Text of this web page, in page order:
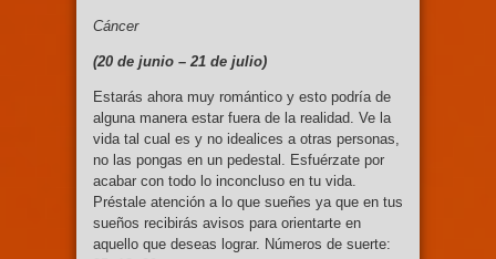
Cáncer
(20 de junio – 21 de julio)
Estarás ahora muy romántico y esto podría de
alguna manera estar fuera de la realidad. Ve la
vida tal cual es y no idealices a otras personas,
no las pongas en un pedestal. Esfuérzate por
acabar con todo lo inconcluso en tu vida.
Préstale atención a lo que sueñes ya que en tus
sueños recibirás avisos para orientarte en
aquello que deseas lograr. Números de suerte: